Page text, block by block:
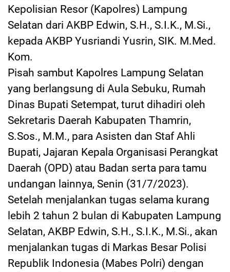
Kepolisian Resor (Kapolres) Lampung
Selatan dari AKBP Edwin, S.H., S.I.K., M.Si.,
kepada AKBP Yusriandi Yusrin, SIK. M.Med.
Kom.
Pisah sambut Kapolres Lampung Selatan
yang berlangsung di Aula Sebuku, Rumah
Dinas Bupati Setempat, turut dihadiri oleh
Sekretaris Daerah Kabupaten Thamrin,
S.Sos., M.M., para Asisten dan Staf Ahli
Bupati, Jajaran Kepala Organisasi Perangkat
Daerah (OPD) atau Badan serta para tamu
undangan lainnya, Senin (31/7/2023).
Setelah menjalankan tugas selama kurang
lebih 2 tahun 2 bulan di Kabupaten Lampung
Selatan, AKBP Edwin, S.H., S.I.K., M.Si., akan
menjalankan tugas di Markas Besar Polisi
Republik Indonesia (Mabes Polri) dengan